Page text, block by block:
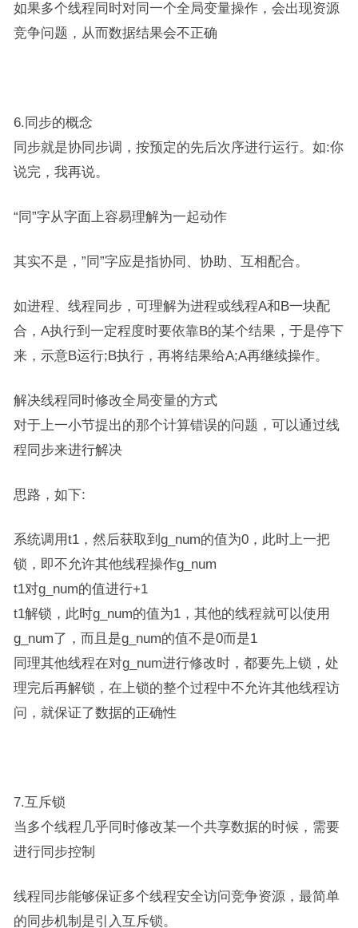
如果多个线程同时对同一个全局变量操作，会出现资源
竞争问题，从而数据结果会不正确
6.同步的概念
同步就是协同步调，按预定的先后次序进行运行。如:你
说完，我再说。
“同”字从字面上容易理解为一起动作
其实不是，”同”字应是指协同、协助、互相配合。
如进程、线程同步，可理解为进程或线程A和B一块配
合，A执行到一定程度时要依靠B的某个结果，于是停下
来，示意B运行;B执行，再将结果给A;A再继续操作。
解决线程同时修改全局变量的方式
对于上一小节提出的那个计算错误的问题，可以通过线
程同步来进行解决
思路，如下:
系统调用t1，然后获取到g_num的值为0，此时上一把
锁，即不允许其他线程操作g_num
t1对g_num的值进行+1
t1解锁，此时g_num的值为1，其他的线程就可以使用
g_num了，而且是g_num的值不是0而是1
同理其他线程在对g_num进行修改时，都要先上锁，处
理完后再解锁，在上锁的整个过程中不允许其他线程访
问，就保证了数据的正确性
7.互斥锁
当多个线程几乎同时修改某一个共享数据的时候，需要
进行同步控制
线程同步能够保证多个线程安全访问竞争资源，最简单
的同步机制是引入互斥锁。